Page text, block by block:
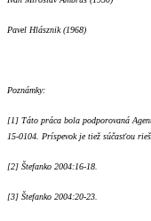
Pavel Hlásznik (1968)
Poznámky:
[1] Táto práca bola podporovaná
15-0104. Príspevok je tiež súčasťou
[2] Štefanko 2004:16-18.
[3] Štefanko 2004:20-23.